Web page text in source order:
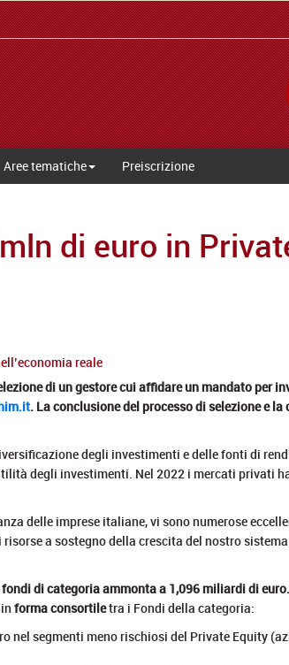
Aree tematiche Preiscrizione
di euro in
reale
di un gestore cui affidare un mandato per
. La conclusione del processo di selezione e
degli investimenti e delle fonti di
degli investimenti. Nel 2022 i mercati privati
delle imprese italiane, vi sono numerose
a sostegno della crescita del nostro
fondi di categoria ammontaa 1,096 miliardi di euro.
forma consortiletra i Fondi della categoria:
nel segmenti meno rischiosi del Private Equity